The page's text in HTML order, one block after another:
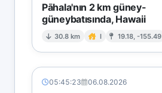
Pāhala'nın 2 km güney-
güneybatısında, Hawaii
30.8 km I 19.18, -155.49
05:45:23 06.08.2026